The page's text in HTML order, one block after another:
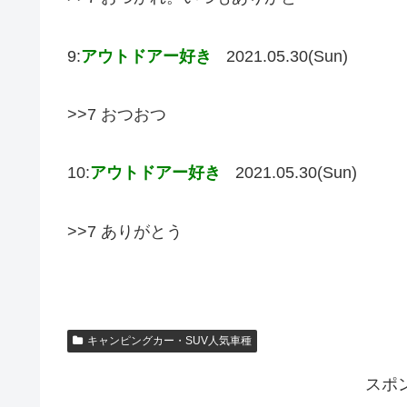
9:アウトドアー好き 2021.05.30(Sun)
>>7 おつおつ
10:アウトドアー好き 2021.05.30(Sun)
>>7 ありがとう
キャンピングカー・SUV人気車種
スポ